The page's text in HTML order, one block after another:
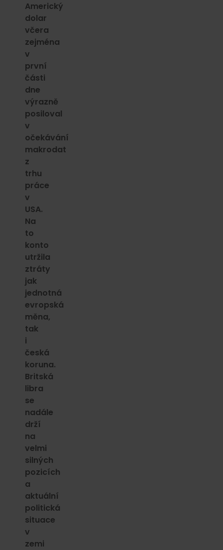
Americký
dolar
včera
zejména
v
první
části
dne
výrazně
posiloval
v
očekávání
makrodat
z
trhu
práce
v
USA.
Na
to
konto
utržila
ztráty
jak
jednotná
evropská
měna,
tak
i
česká
koruna.
Britská
libra
se
nadále
drží
na
velmi
silných
pozicích
a
aktuální
politická
situace
v
zemi